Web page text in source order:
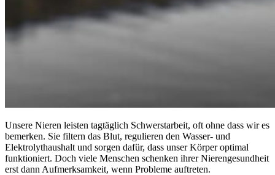
Unsere Nieren leisten tagtäglich Schwerstarbeit, oft ohne dass wir es
bemerken. Sie filtern das Blut, regulieren den Wasser- und
Elektrolythaushalt und sorgen dafür, dass unser Körper optimal
funktioniert. Doch viele Menschen schenken ihrer Nierengesundheit
erst dann Aufmerksamkeit, wenn Probleme auftreten.